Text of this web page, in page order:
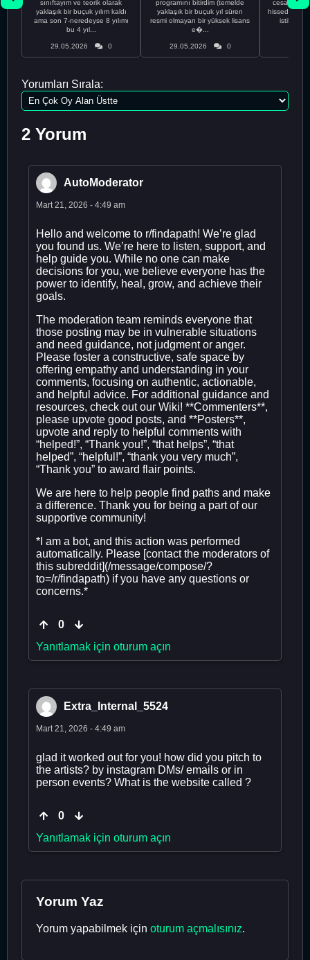
sınıftayım ve teorik olarak
yaklaşık bir buçuk yılım kaldı
ama son 7-neredeyse 8 yılımı
bu 4 yıl...
29.05.2026 0
programını bitirdim (temelde
yaklaşık bir buçuk yıl süren
resmi olmayan bir yüksek lisans
e�...
29.05.2026 0
cesaretimin
Yorumları Sırala:
2 Yorum
AutoModerator
Mart 21, 2026 - 4:49 am
Hello and welcome to r/findapath! We’re glad
you found us. We’re here to listen, support, and
help guide you. While no one can make
decisions for you, we believe everyone has the
power to identify, heal, grow, and achieve their
goals.
The moderation team reminds everyone that
those posting may be in vulnerable situations
and need guidance, not judgment or anger.
Please foster a constructive, safe space by
offering empathy and understanding in your
comments, focusing on authentic, actionable,
and helpful advice. For additional guidance and
resources, check out our Wiki! **Commenters**,
please upvote good posts, and **Posters**,
upvote and reply to helpful comments with
“helped!”, “Thank you!”, “that helps”, “that
helped”, “helpful!”, “thank you very much”,
“Thank you” to award flair points.
We are here to help people find paths and make
a difference. Thank you for being a part of our
supportive community!
*I am a bot, and this action was performed
automatically. Please [contact the moderators of
this subreddit](/message/compose/?
to=/r/findapath) if you have any questions or
concerns.*
0
Yanıtlamak için oturum açın
Extra_Internal_5524
Mart 21, 2026 - 4:49 am
glad it worked out for you! how did you pitch to
the artists? by instagram DMs/ emails or in
person events? What is the website called ?
0
Yanıtlamak için oturum açın
Yorum Yaz
Yorum yapabilmek için oturum açmalısınız.